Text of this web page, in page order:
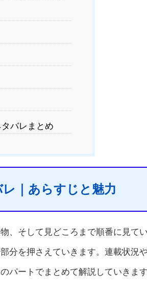
バレまとめ
｜あらすじと魅力
、そして見どころまで順番に見て
分を押さえていきます。連載状況
パートでまとめて解説していきま